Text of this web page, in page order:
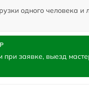
одного человека и
при заявке, выезд